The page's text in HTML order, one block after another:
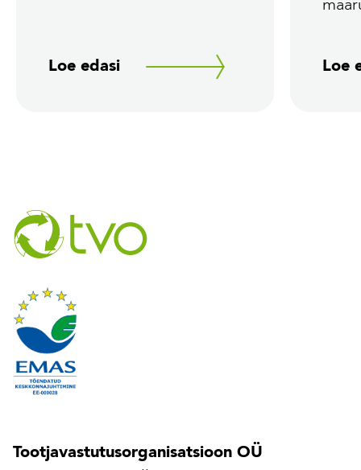
Loe edasi Loe
Tootjavastutusorganisatsioon OÜ